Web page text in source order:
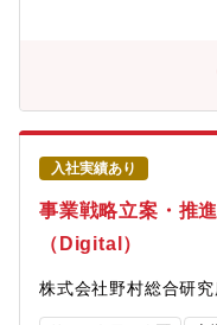
業務改革や制度改正及び
【募集職種の期待役割
ト] 業界・お客様のビジ
向けて、業界をリードす
リューション提案） [ビ
ホルダーと対話しつつ、
対応を理解・調整を行い
プラットフォームの企画
業務概要 [ビジネスアナ
務／IT 分野でのリサー
[ビジネスディベロッパ
画を推進◆当本部のお客
入社実績あり
事業戦略立案・推
（Digital）
株式会社野村総合研究